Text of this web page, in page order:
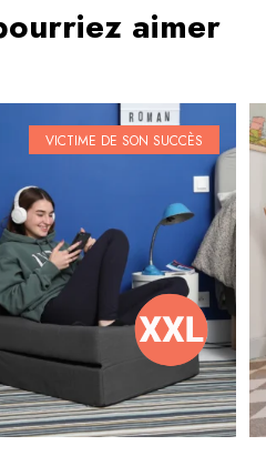
aimer
VICTIME DE SON SUCCÈS